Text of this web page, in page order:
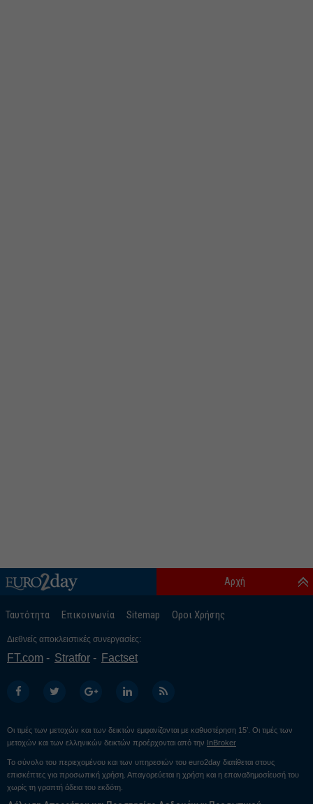
Ταυτότητα Επικοινωνία Sitemap Οροι Χρήσης
Αρχή
Διεθνείς αποκλειστικές συνεργασίες:
FT.com Stratfor Factset
Οι τιμές των μετοχών και των δεικτών εμφανίζονται με καθυστέρηση 15’. Οι τιμές των
μετοχών και των ελληνικών δεικτών προέρχονται από την InBroker
Το σύνολο του περιεχομένου και των υπηρεσιών του euro2day διατίθεται στους
επισκέπτες για προσωπική χρήση. Απαγορεύεται η χρήση και η επαναδημοσίευσή του
χωρίς τη γραπτή άδεια του εκδότη.